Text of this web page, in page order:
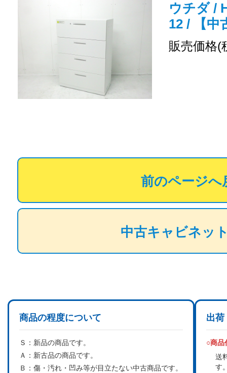
ウチダ /
12 / 【中
販売価格(
前のページへ
中古キャビネッ
商品の程度について
Ｓ： 新品の商品です。
Ａ： 新古品の商品です。
Ｂ： 傷・汚れ・凹み等が目立たない中古商品です。
出荷
○商品
送
す